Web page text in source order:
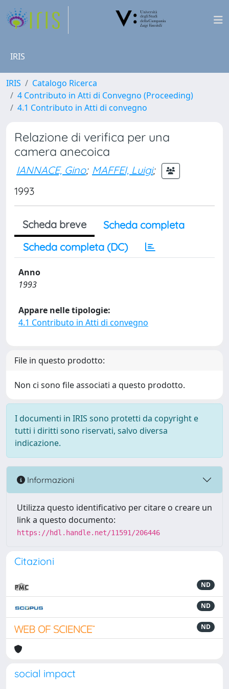
IRIS
IRIS
Catalogo Ricerca
4 Contributo in Atti di Convegno (Proceeding)
4.1 Contributo in Atti di convegno
Relazione di verifica per una
camera anecoica
IANNACE, Gino; MAFFEI, Luigi;
1993
Scheda breve
Scheda completa
Scheda completa (DC)
Anno
1993
Appare nelle tipologie:
4.1 Contributo in Atti di convegno
File in questo prodotto:
Non ci sono file associati a questo prodotto.
I documenti in IRIS sono protetti da copyright e
tutti i diritti sono riservati, salvo diversa
indicazione.
Informazioni
Utilizza questo identificativo per citare o creare un
link a questo documento:
https://hdl.handle.net/11591/206446
Citazioni
ND
ND
ND
social impact